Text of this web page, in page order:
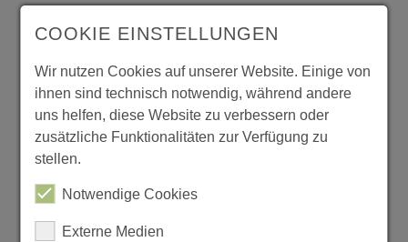
COOKIE EINSTELLUNGEN
Wir nutzen Cookies auf unserer Website. Einige von
ihnen sind technisch notwendig, während andere
uns helfen, diese Website zu verbessern oder
zusätzliche Funktionalitäten zur Verfügung zu
stellen.
Notwendige Cookies
Externe Medien